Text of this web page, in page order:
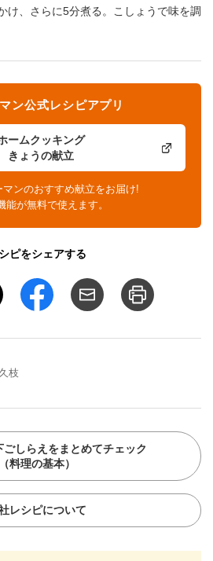
け、さらに5分煮る。こしょうで味を調
ームクッキング
きょうの献立
ン公式レシピアプリ
マンのおすすめ献立をお届け!
能が無料で使えます。
ピをシェアする
枝
しらえをまとめてチェック
（料理の基本）
レシピについて